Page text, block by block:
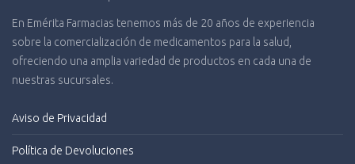
En Emérita Farmacias tenemos más de 20 años de experiencia
sobre la comercialización de medicamentos para la salud,
ofreciendo una amplia variedad de productos en cada una de
nuestras sucursales.
Aviso de Privacidad
Política de Devoluciones